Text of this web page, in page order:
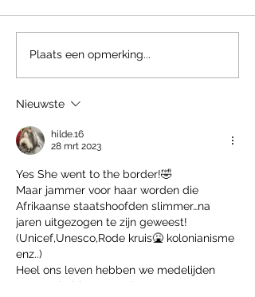
STEVEN VAN GUCHT -
Plaats een opmerking...
Nieuwste
hilde.16
28 mrt 2023
Yes She went to the border!🤣
Maar jammer voor haar worden die
Afrikaanse staatshoofden slimmer…na
jaren uitgezogen te zijn geweest!
(Unicef,Unesco,Rode kruis🤮 kolonianisme
enz..)
Heel ons leven hebben we medelijden
moeten hebben met de arme